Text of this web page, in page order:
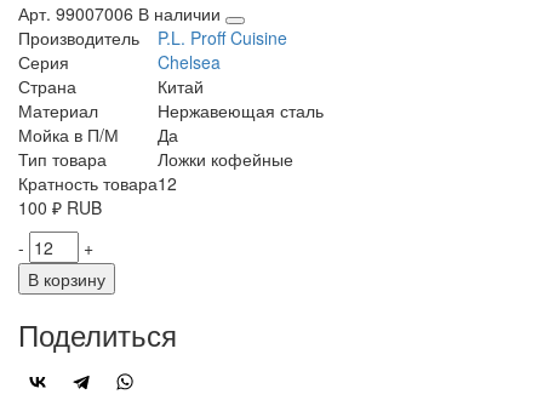
Арт. 99007006 В наличии
Производитель
P.L. Proff Cuisine
Серия
Chelsea
Страна
Китай
Материал
Нержавеющая сталь
Мойка в П/М
Да
Тип товара
Ложки кофейные
Кратность товара12
100 ₽ RUB
-
+
В корзину
Поделиться